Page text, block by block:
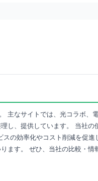
なサイトでは、光コラボ、
し、提供しています。 当社
の効率化やコスト削減を促
ます。 ぜひ、当社の比較・情